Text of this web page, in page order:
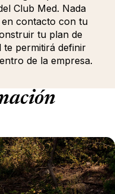
Club Med. Nada
contacto con tu
tu plan de
te permitirá definir
de la empresa.